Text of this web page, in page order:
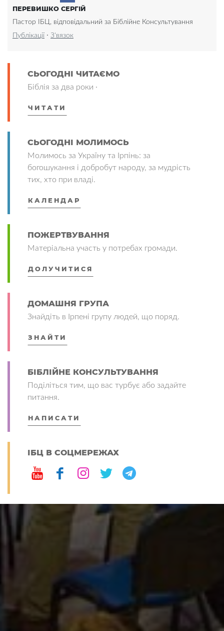
ПЕРЕВИШКО СЕРГІЙ
Пастор ІБЦ, відповідальний за Біблійне Консультування
Публікації · З'вязок
СЬОГОДНІ ЧИТАЄМО
Біблія за два роки ·
ЧИТАТИ
СЬОГОДНІ МОЛИМОСЬ
Молимось за Україну та Ірпінь: за
богошукання і добробут народу, за мудрість
тих, хто при владі.
КАЛЕНДАР
ПОЖЕРТВУВАННЯ
Матеріальна участь у потребах громади.
ДОЛУЧИТИСЯ
ДОМАШНЯ ГРУПА
Знайдіть в Ірпені групу людей, що поряд.
ЗНАЙТИ
БІБЛІЙНЕ КОНСУЛЬТУВАННЯ
Поділіться тим, що вас турбує або задайте
питання.
НАПИСАТИ
ІБЦ В СОЦМЕРЕЖАХ